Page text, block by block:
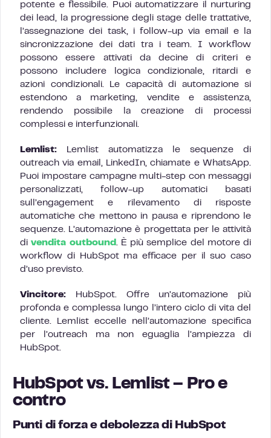
potente e flessibile. Puoi automatizzare il nurturing
dei lead, la progressione degli stage delle trattative,
l’assegnazione dei task, i follow-up via email e la
sincronizzazione dei dati tra i team. I workflow
possono essere attivati da decine di criteri e
possono includere logica condizionale, ritardi e
azioni condizionali. Le capacità di automazione si
estendono a marketing, vendite e assistenza,
rendendo possibile la creazione di processi
complessi e interfunzionali.
Lemlist: Lemlist automatizza le sequenze di
outreach via email, LinkedIn, chiamate e WhatsApp.
Puoi impostare campagne multi-step con messaggi
personalizzati, follow-up automatici basati
sull’engagement e rilevamento di risposte
automatiche che mettono in pausa e riprendono le
sequenze. L’automazione è progettata per le attività
divendita outbound . È più semplice del motore di
workflow di HubSpot ma efficace per il suo caso
d’uso previsto.
Vincitore: HubSpot. Offre un’automazione più
profonda e complessa lungo l’intero ciclo di vita del
cliente. Lemlist eccelle nell’automazione specifica
per l’outreach ma non eguaglia l’ampiezza di
HubSpot.
HubSpot vs. Lemlist – Pro e
contro
Punti di forza e debolezza di HubSpot